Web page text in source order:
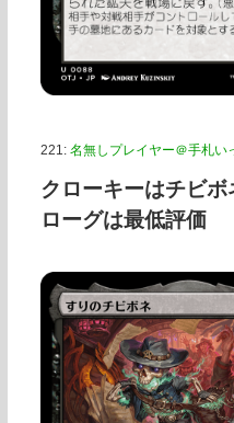
221: 名無しプレイヤー＠手札い
クローキーはチビ
ローグは最低評価